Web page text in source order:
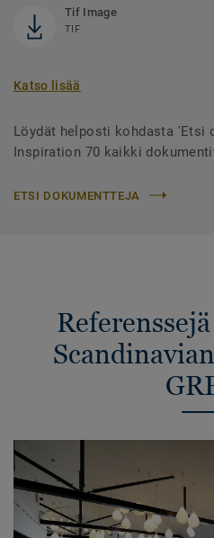
Tif Image
TIF
Katso lisää
Löydät helposti kohdasta 'Etsi
Inspiration 70 kaikki
ETSI DOKUMENTTEJA